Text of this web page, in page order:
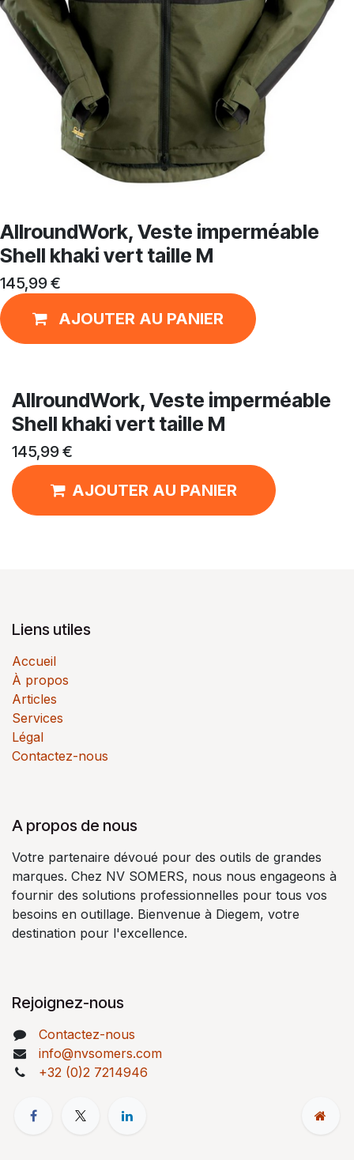
AllroundWork, Veste imperméable
Shell khaki vert taille M
145,99€
AJOUTER AU PANIER
AllroundWork, Veste imperméable
Shell khaki vert taille M
145,99€
AJOUTER AU PANIER
Liens utiles
Accueil
À propos
Articles
Services
Légal
Contactez-nous
A propos de nous
Votre partenaire dévoué pour des outils de grandes
marques. Chez NV SOMERS, nous nous engageons à
fournir des solutions professionnelles pour tous vos
besoins en outillage. Bienvenue à Diegem, votre
destination pour l'excellence.
Rejoignez-nous
Contactez-nous
info@nvsomers.com
+32 (0)2 7214946